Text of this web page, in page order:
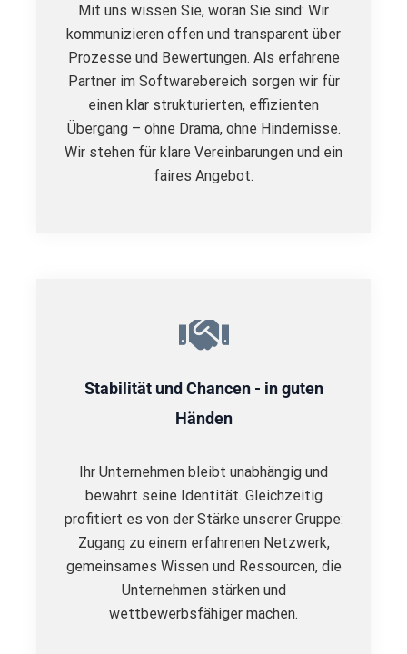
Mit uns wissen Sie, woran Sie sind: Wir
kommunizieren offen und transparent über
Prozesse und Bewertungen. Als erfahrene
Partner im Softwarebereich sorgen wir für
einen klar strukturierten, effizienten
Übergang – ohne Drama, ohne Hindernisse.
Wir stehen für klare Vereinbarungen und ein
faires Angebot.
Stabilität und Chancen - in guten
Händen
Ihr Unternehmen bleibt unabhängig und
bewahrt seine Identität. Gleichzeitig
profitiert es von der Stärke unserer Gruppe:
Zugang zu einem erfahrenen Netzwerk,
gemeinsames Wissen und Ressourcen, die
Unternehmen stärken und
wettbewerbsfähiger machen.